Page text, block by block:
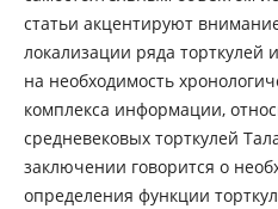
статьи акцентируют
локализации ряда торткулей
на необходимость
комплекса информации,
средневековых торткулей
заключении говорится о
определения функции